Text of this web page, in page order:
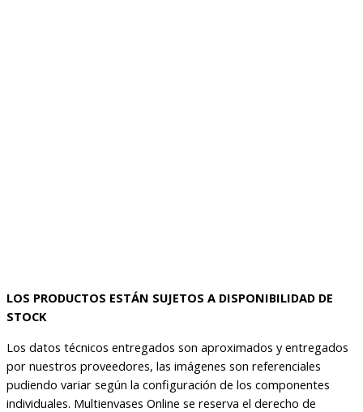
LOS PRODUCTOS ESTÁN SUJETOS A DISPONIBILIDAD DE
STOCK
Los datos técnicos entregados son aproximados y entregados
por nuestros proveedores, las imágenes son referenciales
pudiendo variar según la configuración de los componentes
individuales. Multienvases Online se reserva el derecho de